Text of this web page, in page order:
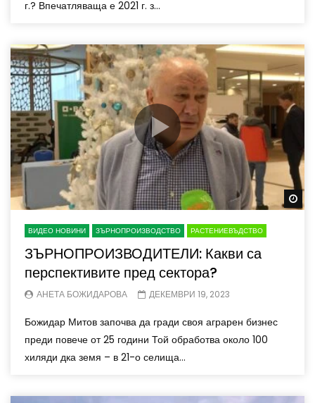
г.? Впечатляваща е 2021 г. з...
ВИДЕО НОВИНИ ЗЪРНОПРОИЗВОДСТВО РАСТЕНИЕВЪДСТВО
ЗЪРНОПРОИЗВОДИТЕЛИ: Какви са
перспективите пред сектора?
АНЕТА БОЖИДАРОВА ДЕКЕМВРИ 19, 2023
Божидар Митов започва да гради своя аграрен бизнес
преди повече от 25 години Той обработва около 100
хиляди дка земя – в 21-о селища...